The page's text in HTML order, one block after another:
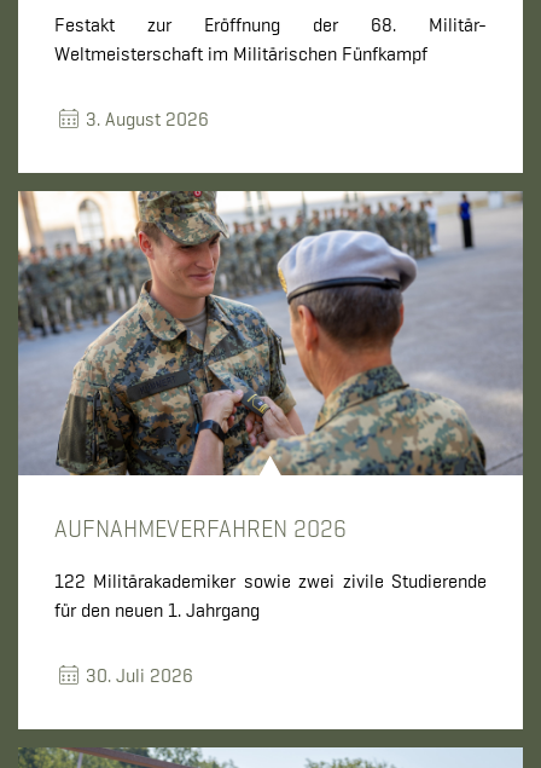
Festakt zur Eröffnung der 68. Militär-
Weltmeisterschaft im Militärischen Fünfkampf
3. August 2026
AUFNAHMEVERFAHREN 2026
122 Militärakademiker sowie zwei zivile Studierende
für den neuen 1. Jahrgang
30. Juli 2026